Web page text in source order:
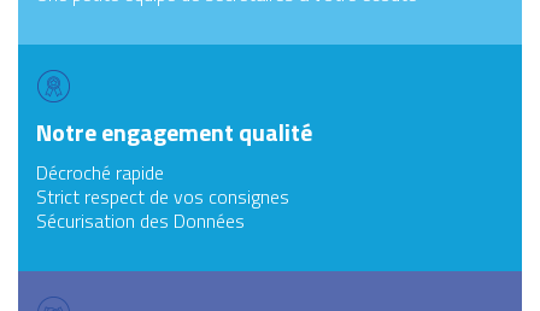
Notre engagement qualité
Décroché rapide
Strict respect de vos consignes
Sécurisation des Données